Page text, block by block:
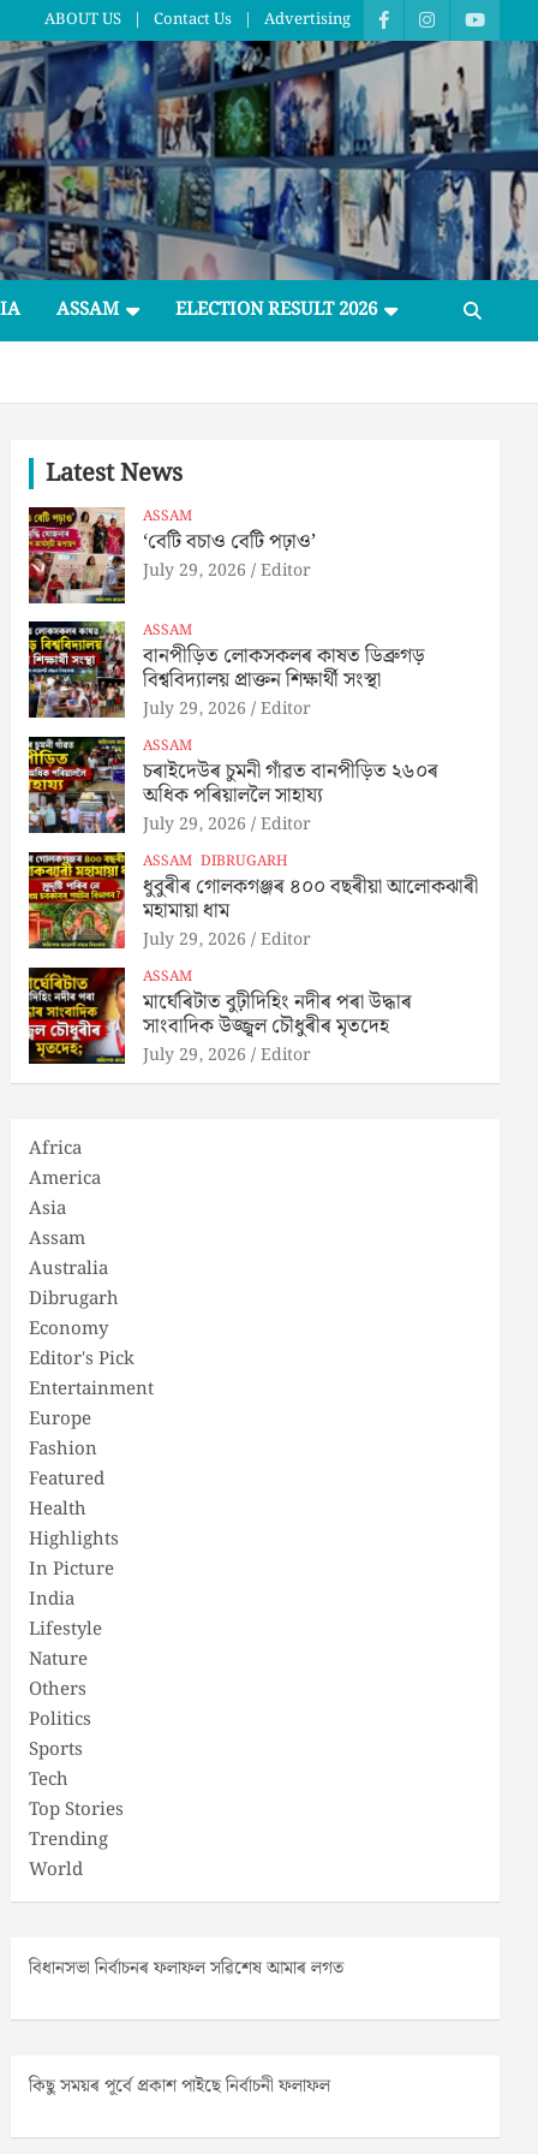
ABOUT US Contact Us Advertising
ASSAM ELECTION RESULT 2026
Latest News
ASSAM
‘বেটি বচাও বেটি পঢ়াও’
July 29, 2026 Editor
ASSAM
বানপীড়িত লোকসকলৰ কাষত ডিব্ৰুগড়
বিশ্ববিদ্যালয় প্ৰাক্তন শিক্ষাৰ্থী সংস্থা
July 29, 2026 Editor
ASSAM
চৰাইদেউৰ চুমনী গাঁৱত বানপীড়িত ২৬০ৰ
অধিক পৰিয়াললৈ সাহায্য
July 29, 2026 Editor
ASSAM DIBRUGARH
ধুবুৰীৰ গোলকগঞ্জৰ ৪০০ বছৰীয়া আলোকঝাৰী
মহামায়া ধাম
July 29, 2026 Editor
ASSAM
মাৰ্ঘেৰিটাত বুঢ়ীদিহিং নদীৰ পৰা উদ্ধাৰ
সাংবাদিক উজ্জ্বল চৌধুৰীৰ মৃতদেহ
July 29, 2026 Editor
Africa
America
Asia
Assam
Australia
Dibrugarh
Economy
Editor's Pick
Entertainment
Europe
Fashion
Featured
Health
Highlights
In Picture
India
Lifestyle
Nature
Others
Politics
Sports
Tech
Top Stories
Trending
World
বিধানসভা নিৰ্বাচনৰ ফলাফল সৱিশেষ আমাৰ লগত
কিছু সময়ৰ পূৰ্বে প্ৰকাশ পাইছে নিৰ্বাচনী ফলাফল